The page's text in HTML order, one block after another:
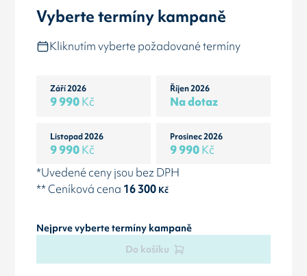
Vyberte termíny kampaně
Kliknutím vyberte požadované termíny
Září 2026
9 990Kč
Říjen 2026
Na dotaz
Listopad 2026
9 990Kč
Prosinec 2026
9 990Kč
*Uvedené ceny jsou bez DPH
** Ceníková cena 16 300Kč
Nejprve vyberte termíny kampaně
Do košíku